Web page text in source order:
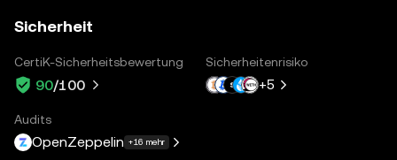
Sicherheit
CertiK-Sicherheitsbewertung
90/100
Sicherheitenrisiko
+5
Audits
OpenZeppelin +16 mehr